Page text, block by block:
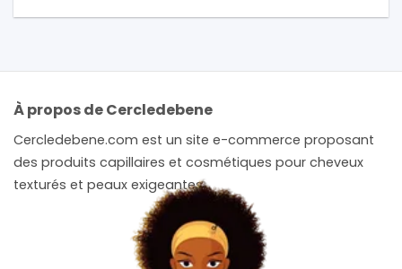
À propos de Cercledebene
Cercledebene.com est un site e-commerce proposant
des produits capillaires et cosmétiques pour cheveux
texturés et peaux exigeantes.